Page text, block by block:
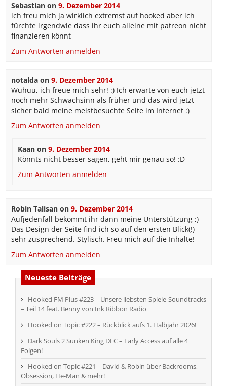
Sebastianon 9. Dezember 2014
ich freu mich ja wirklich extremst auf hooked aber ich
fürchte irgendwie dass ihr euch alleine mit patreon nicht
finanzieren könnt
Zum Antworten anmelden
notaldaon 9. Dezember 2014
Wuhuu, ich freue mich sehr! :) Ich erwarte von euch jetzt
noch mehr Schwachsinn als früher und das wird jetzt
sicher bald meine meistbesuchte Seite im Internet :)
Zum Antworten anmelden
Kaan on9. Dezember 2014
Könnts nicht besser sagen, geht mir genau so! :D
Zum Antworten anmelden
Robin Talisanon 9. Dezember 2014
Aufjedenfall bekommt ihr dann meine Unterstützung ;)
Das Design der Seite find ich so auf den ersten Blick(!)
sehr zusprechend. Stylisch. Freu mich auf die Inhalte!
Zum Antworten anmelden
Neueste Beiträge
Hooked FM Plus #223 – Unsere liebsten Spiele-Soundtracks
– Teil 14 feat. Benny von Ink Ribbon Radio
Hooked on Topic #222 – Rückblick aufs 1. Halbjahr 2026!
Dark Souls 2 Sunken King DLC – Early Access auf alle 4
Folgen!
Hooked on Topic #221 – David & Robin über Backrooms,
Obsession, He-Man & mehr!